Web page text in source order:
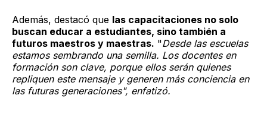
Además, destacó que las capacitaciones no solo
buscan educar a estudiantes, sino también a
futuros maestros y maestras. "Desde las escuelas
estamos sembrando una semilla. Los docentes en
formación son clave, porque ellos serán quienes
repliquen este mensaje y generen más conciencia en
las futuras generaciones", enfatizó.